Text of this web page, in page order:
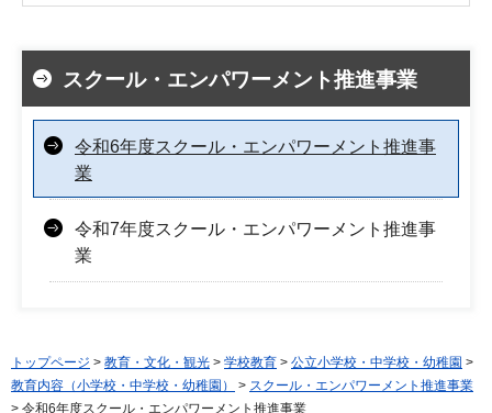
スクール・エンパワーメント推進事業
令和6年度スクール・エンパワーメント推進事
業
令和7年度スクール・エンパワーメント推進事
業
トップページ > 教育・文化・観光 > 学校教育 > 公立小学校・中学校・幼稚園 >
教育内容（小学校・中学校・幼稚園）
> スクール・エンパワーメント推進事業
> 令和6年度スクール・エンパワーメント推進事業